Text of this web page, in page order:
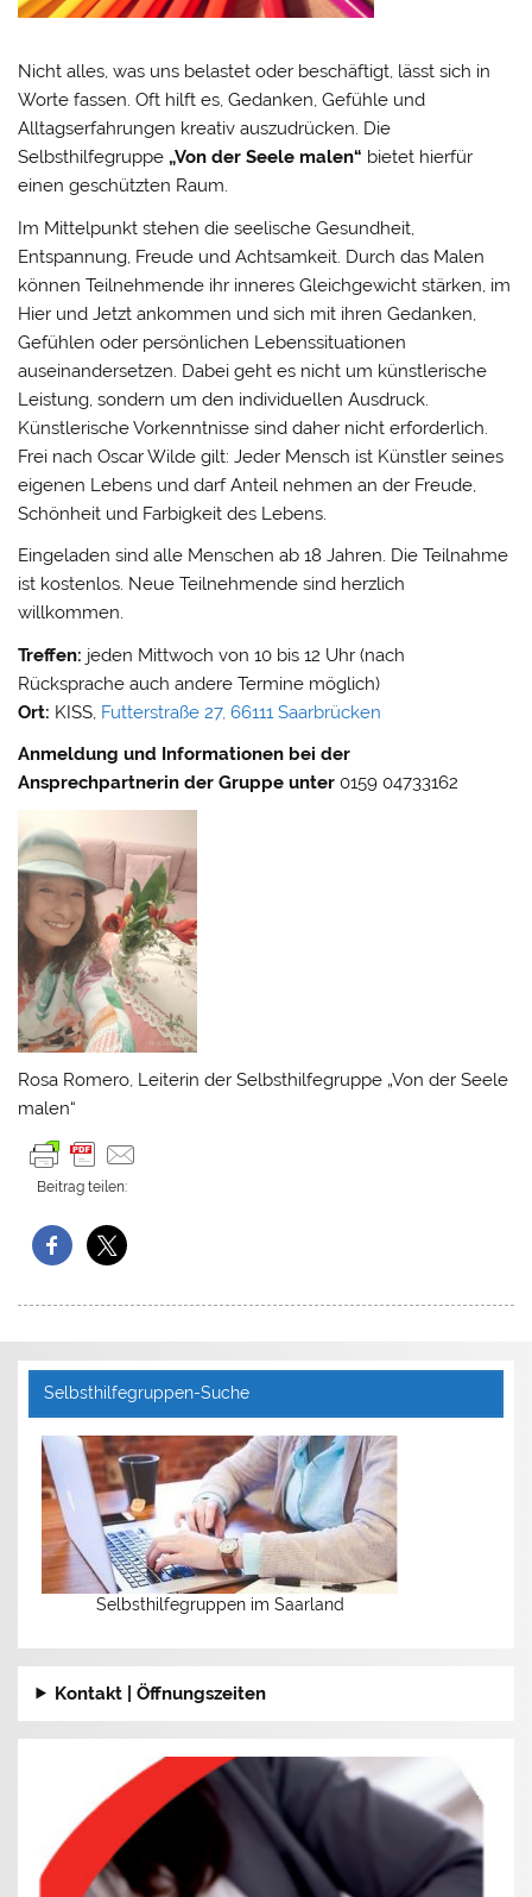
Nicht alles, was uns belastet oder beschäftigt, lässt sich in
Worte fassen. Oft hilft es, Gedanken, Gefühle und
Alltagserfahrungen kreativ auszudrücken. Die
Selbsthilfegruppe„Von der Seele malen“ bietet hierfür
einen geschützten Raum.
Im Mittelpunkt stehen die seelische Gesundheit,
Entspannung, Freude und Achtsamkeit. Durch das Malen
können Teilnehmende ihr inneres Gleichgewicht stärken, im
Hier und Jetzt ankommen und sich mit ihren Gedanken,
Gefühlen oder persönlichen Lebenssituationen
auseinandersetzen. Dabei geht es nicht um künstlerische
Leistung, sondern um den individuellen Ausdruck.
Künstlerische Vorkenntnisse sind daher nicht erforderlich.
Frei nach Oscar Wilde gilt: Jeder Mensch ist Künstler seines
eigenen Lebens und darf Anteil nehmen an der Freude,
Schönheit und Farbigkeit des Lebens.
Eingeladen sind alle Menschen ab 18 Jahren. Die Teilnahme
ist kostenlos. Neue Teilnehmende sind herzlich
willkommen.
Treffen: jeden Mittwoch von 10 bis 12 Uhr (nach
Rücksprache auch andere Termine möglich)
Ort: KISS, Futterstraße 27, 66111 Saarbrücken
Anmeldung und Informationen bei der
Ansprechpartnerin der Gruppe unter0159 04733162
Rosa Romero, Leiterin der Selbsthilfegruppe „Von der Seele
malen“
Beitrag teilen:
Selbsthilfegruppen-Suche
Selbsthilfegruppen im Saarland
Kontakt | Öffnungszeiten